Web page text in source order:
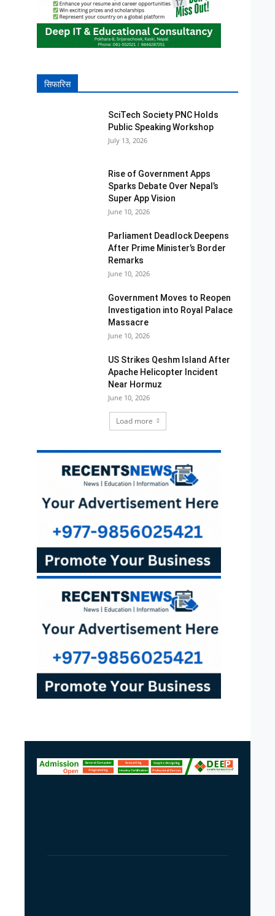
सिफारिस
SciTech Society PNC Holds
Public Speaking Workshop
July 13, 2026
Rise of Government Apps
Sparks Debate Over Nepal’s
Super App Vision
June 10, 2026
Parliament Deadlock Deepens
After Prime Minister’s Border
Remarks
June 10, 2026
Government Moves to Reopen
Investigation into Royal Palace
Massacre
June 10, 2026
US Strikes Qeshm Island After
Apache Helicopter Incident
Near Hormuz
June 10, 2026
Load more